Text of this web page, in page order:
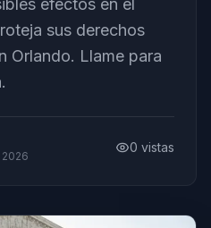
efectos en el
sus derechos
Orlando. Llame para
0 vistas